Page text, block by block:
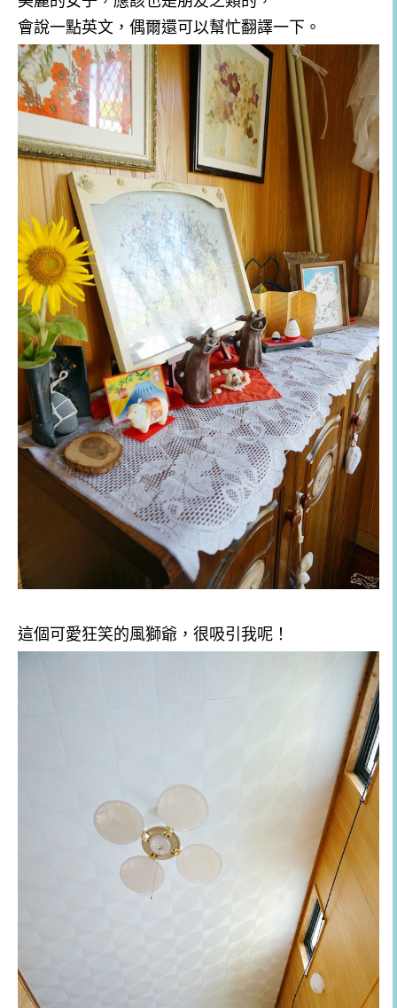
會說一點英文，偶爾還可以幫忙翻譯一下。
這個可愛狂笑的風獅爺，很吸引我呢！